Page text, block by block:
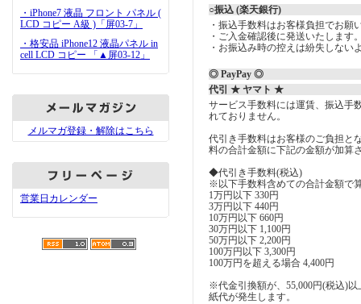
・iPhone7 液晶 フロント パネル (
LCD コピー A級 )「屏03-7」
・格安品 iPhone12 液晶パネル in
cell LCD コピー 「▲屏03-12」
メルマガ登録・解除はこちら
営業日カレンダー
○振込 (楽天銀行)
・振込手数料はお客様負担でお願
・ご入金確認後に発送いたします
・お振込み時の控えは紛失しない
◎ PayPay ◎
代引 ★ ヤマト ★
サービス手数料には運賃、振込手
れておりません。
代引き手数料はお客様のご負担と
料の合計金額に下記の金額が加算
◆代引き手数料(税込)
※以下手数料含めての合計金額で
1万円以下 330円
3万円以下 440円
10万円以下 660円
30万円以下 1,100円
50万円以下 2,200円
100万円以下 3,300円
100万円を超える場合 4,400円
※代金引換額が、55,000円(税込)
紙代が発生します。